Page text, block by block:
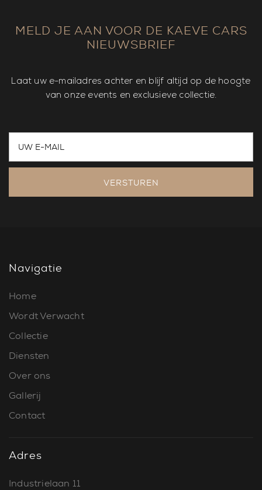
MELD JE AAN VOOR DE KAEVE CARS
NIEUWSBRIEF
Laat uw e-mailadres achter en blijf altijd op de hoogte
van onze events en exclusieve collectie.
VERSTUREN
Navigatie
Home
Wordt Verwacht
Collectie
Diensten
Over ons
Gallerij
Contact
Adres
Industrielaan 11